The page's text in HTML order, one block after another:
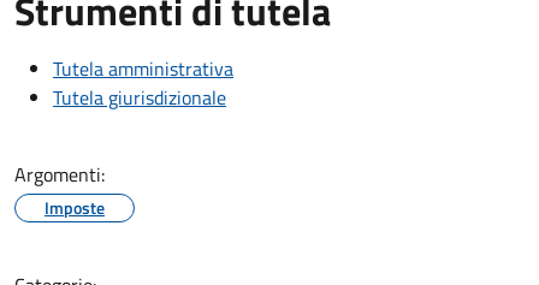
Tutela amministrativa
Tutela giurisdizionale
Argomenti:
Imposte